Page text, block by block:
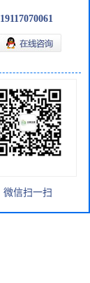
19117070061
微信扫一扫